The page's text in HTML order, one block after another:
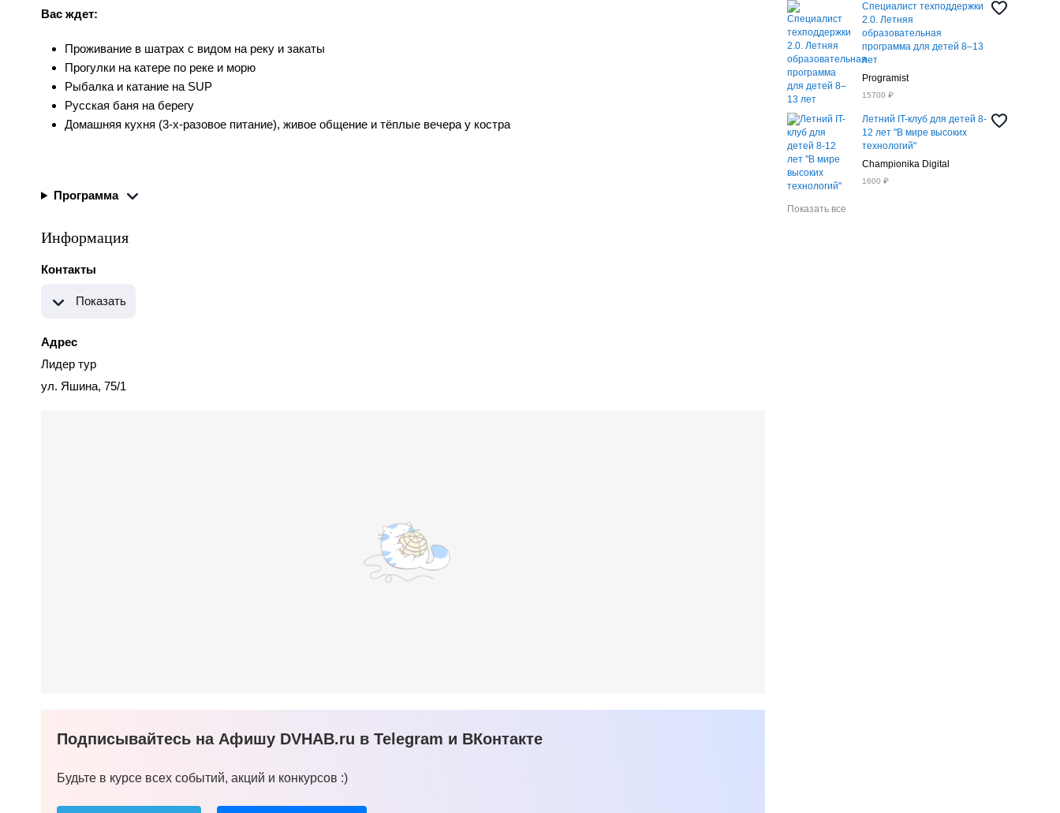
Вас ждет:
Проживание в шатрах с видом на реку и закаты
Прогулки на катере по реке и морю
Рыбалка и катание на SUP
Русская баня на берегу
Домашняя кухня (3-х-разовое питание), живое общение и тёплые вечера у костра
Программа
Информация
Контакты
Показать
Адрес
Лидер тур
ул. Яшина, 75/1
Подписывайтесь на Афишу DVHAB.ru в Telegram и ВКонтакте
Будьте в курсе всех событий, акций и конкурсов :)
Специалист техподдержки
2.0. Летняя
образовательная
программа для детей 8–13
лет
Programist
15700 ₽
Летний IT-клуб для детей 8-
12 лет "В мире высоких
технологий"
Championika Digital
1600 ₽
Показать все